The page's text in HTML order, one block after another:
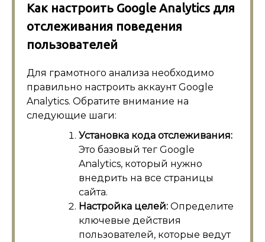
Как настроить Google Analytics для
отслеживания поведения
пользователей
Для грамотного анализа необходимо
правильно настроить аккаунт Google
Analytics. Обратите внимание на
следующие шаги:
Установка кода отслеживания:
Это базовый тег Google
Analytics, который нужно
внедрить на все страницы
сайта.
Настройка целей: Определите
ключевые действия
пользователей, которые ведут